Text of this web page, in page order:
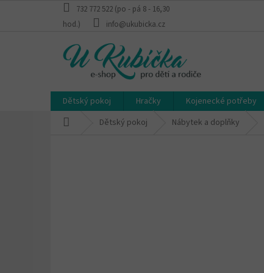
732 772 522 (po - pá 8 - 16,30
hod.)
info@ukubicka.cz
Dětský pokoj Hračky Kojenecké potřeby
Dětský pokoj Nábytek a doplňky